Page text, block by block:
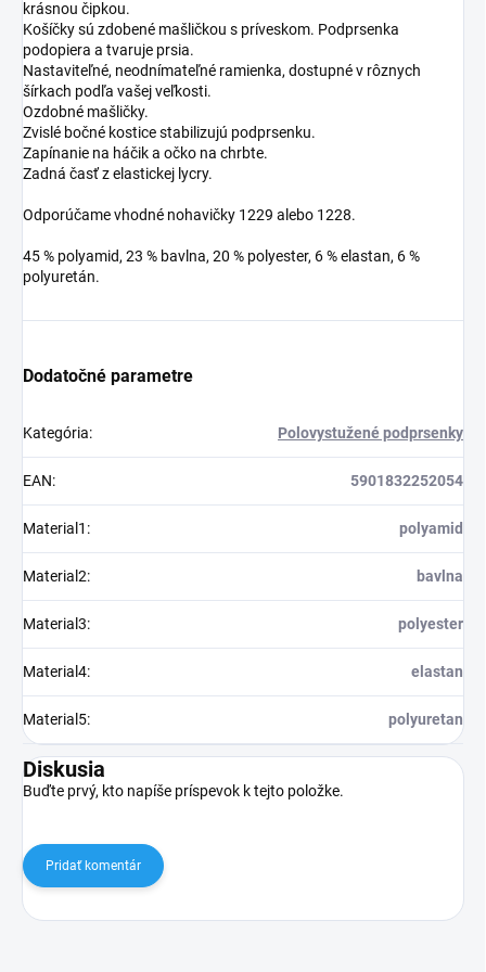
krásnou čipkou.
Košíčky sú zdobené mašličkou s príveskom. Podprsenka
podopiera a tvaruje prsia.
Nastaviteľné, neodnímateľné ramienka, dostupné v rôznych
šírkach podľa vašej veľkosti.
Ozdobné mašličky.
Zvislé bočné kostice stabilizujú podprsenku.
Zapínanie na háčik a očko na chrbte.
Zadná časť z elastickej lycry.
Odporúčame vhodné nohavičky 1229 alebo 1228.
45 % polyamid, 23 % bavlna, 20 % polyester, 6 % elastan, 6 %
polyuretán.
Dodatočné parametre
Kategória: Polovystužené podprsenky
EAN: 5901832252054
Material1 : polyamid
Material2: bavlna
Material3: polyester
Material4: elastan
Material5: polyuretan
Diskusia
Buďte prvý, kto napíše príspevok k tejto položke.
Pridať komentár